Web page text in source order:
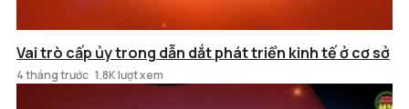
Vai trò cấp ủy trong dẫn dắt phát triển kinh tế ở cơ sở
4 tháng trước 1.8K lượt xem